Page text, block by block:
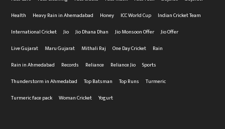
Health
Heavy Rain in Ahemadabad Honey ICC World Cup
Indian Cricket Team
International Cricket
Jio Jio Dhana Dhan Jio Monsoon Offer
Jio Offer
Live Gujarat
Maru Gujarat Mithali Raj One Day Cricket
Rain
Rain in Ahmedabad
Records Reliance Reliance Jio
Sports
Thunderstorm in Ahmedabad
Top Batsman Top Runs
Turmeric
Turmeric face pack
Woman Cricket Yogurt